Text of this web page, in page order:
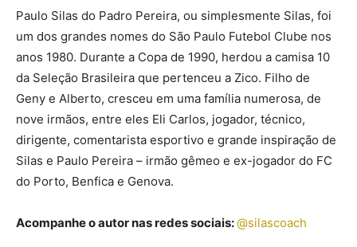
Paulo Silas do Padro Pereira, ou simplesmente Silas, foi
um dos grandes nomes do São Paulo Futebol Clube nos
anos 1980. Durante a Copa de 1990, herdou a camisa 10
da Seleção Brasileira que pertenceu a Zico. Filho de
Geny e Alberto, cresceu em uma família numerosa, de
nove irmãos, entre eles Eli Carlos, jogador, técnico,
dirigente, comentarista esportivo e grande inspiração de
Silas e Paulo Pereira – irmão gêmeo e ex-jogador do FC
do Porto, Benfica e Genova.
Acompanhe o autor nas redes sociais:@silascoach